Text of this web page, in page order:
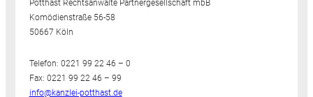
Potthast Rechtsanwälte Partnergesellschaft mbB
Komödienstraße 56-58
50667 Köln
Telefon: 0221 99 22 46 – 0
Fax: 0221 99 22 46 – 99
info@kanzlei-potthast.de